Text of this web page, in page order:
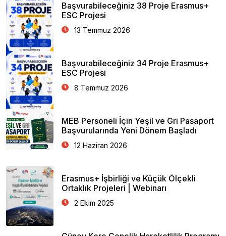
Başvurabileceğiniz 38 Proje Erasmus+
ESC Projesi
13 Temmuz 2026
Başvurabileceğiniz 34 Proje Erasmus+
ESC Projesi
8 Temmuz 2026
MEB Personeli İçin Yeşil ve Gri Pasaport
Başvurularında Yeni Dönem Başladı
12 Haziran 2026
Erasmus+ İşbirliği ve Küçük Ölçekli
Ortaklık Projeleri | Webinarı
2 Ekim 2025